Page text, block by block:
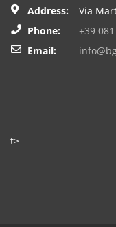
Address:
Via
Phone:
+39
Email:
t>